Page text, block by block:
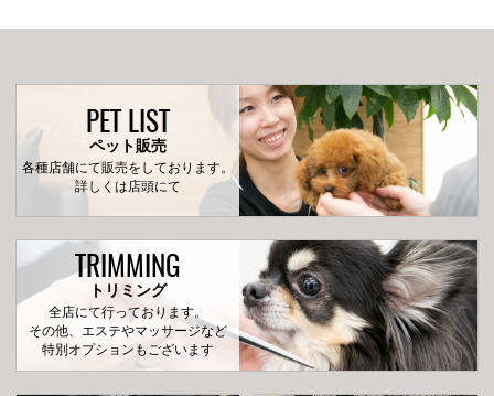
PET LIST
ペット販売
各種店舗にて販売をしております。
詳しくは店頭にて
TRIMMING
トリミング
全店にて行っております。
その他、エステやマッサージなど
特別オプションもございます